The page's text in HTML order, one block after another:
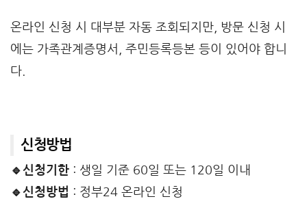
온라인 신청 시 대부분 자동 조회되지만, 방문 신청 시
에는 가족관계증명서, 주민등록등본 등이 있어야 합니
다.
신청방법
🔹신청기한 : 생일 기준 60일 또는 120일 이내
🔹신청방법 : 정부24 온라인 신청